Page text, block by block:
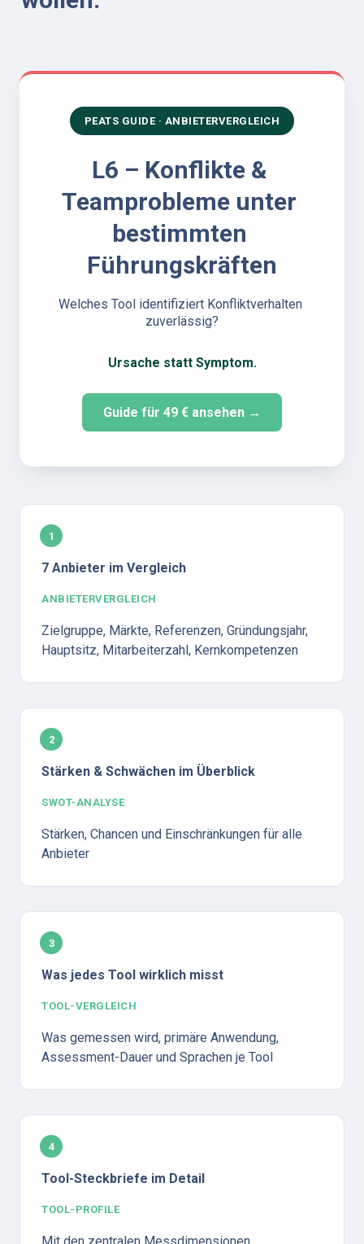
PEATS GUIDE · ANBIETERVERGLEICH
L6 – Konflikte &
Teamprobleme unter
bestimmten
Führungskräften
Welches Tool identifiziert Konfliktverhalten
zuverlässig?
Ursache statt Symptom.
Guide für 49 € ansehen →
1
7 Anbieter im Vergleich
ANBIETERVERGLEICH
Zielgruppe, Märkte, Referenzen, Gründungsjahr,
Hauptsitz, Mitarbeiterzahl, Kernkompetenzen
2
Stärken & Schwächen im Überblick
SWOT-ANALYSE
Stärken, Chancen und Einschränkungen für alle
Anbieter
3
Was jedes Tool wirklich misst
TOOL-VERGLEICH
Was gemessen wird, primäre Anwendung,
Assessment-Dauer und Sprachen je Tool
4
Tool-Steckbriefe im Detail
TOOL-PROFILE